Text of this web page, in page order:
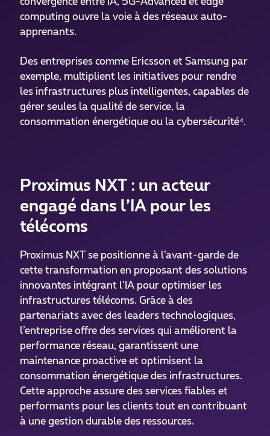
convergence entre IA, 5G-Advanced et edge
computing ouvre la voie à des réseaux auto-
apprenants.
Des entreprises comme Ericsson et Samsung par
exemple, multiplient les initiatives pour rendre
les infrastructures plus intelligentes, capables de
gérer seules la qualité de service, la
consommation énergétique ou la cybersécurité⁴.
Proximus NXT : un acteur
engagé dans l’IA pour les
télécoms
Proximus NXT se positionne à l’avant-garde de
cette transformation en proposant des solutions
innovantes intégrant l’IA pour optimiser les
infrastructures télécoms. Grâce à des
partenariats avec des leaders technologiques,
l’entreprise offre des services qui améliorent la
performance réseau, garantissent une
maintenance proactive et optimisent la
consommation énergétique des infrastructures.
Cette approche assure des services fiables et
performants pour les clients tout en contribuant
à une gestion durable des ressources.